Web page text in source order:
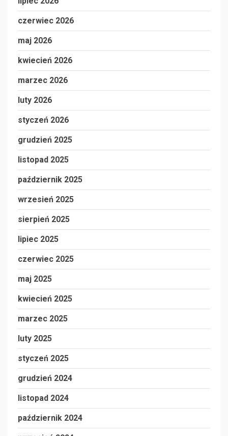
czerwiec 2026
maj 2026
kwiecień 2026
marzec 2026
luty 2026
styczeń 2026
grudzień 2025
listopad 2025
październik 2025
wrzesień 2025
sierpień 2025
lipiec 2025
czerwiec 2025
maj 2025
kwiecień 2025
marzec 2025
luty 2025
styczeń 2025
grudzień 2024
listopad 2024
październik 2024